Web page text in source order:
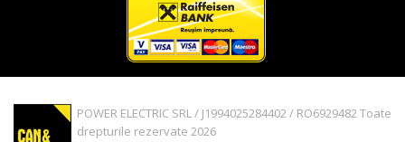
POWER ELECTRIC SRL / J1994025284402 / RO6929482 Toate
drepturile rezervate 2026